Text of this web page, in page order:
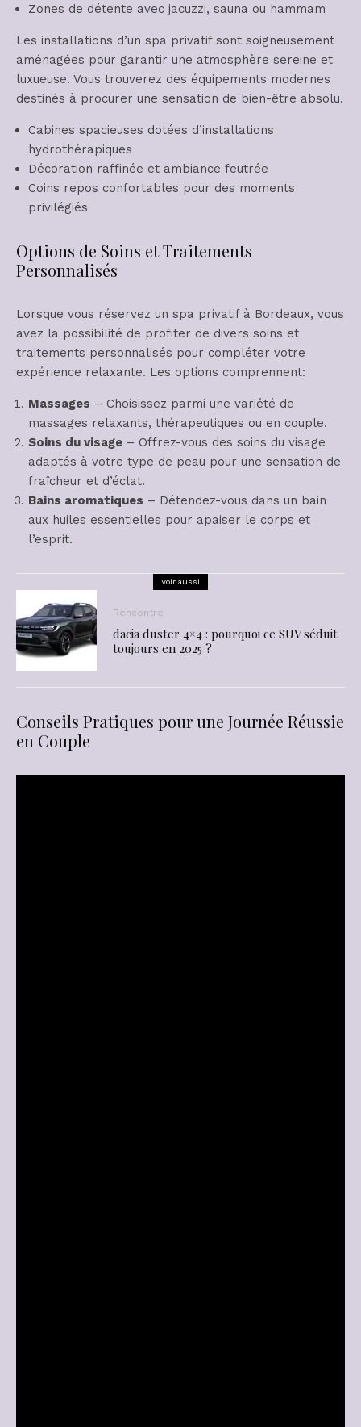
Zones de détente avec jacuzzi, sauna ou hammam
Les installations d’un spa privatif sont soigneusement
aménagées pour garantir une atmosphère sereine et
luxueuse. Vous trouverez des équipements modernes
destinés à procurer une sensation de bien-être absolu.
Cabines spacieuses dotées d’installations
hydrothérapiques
Décoration raffinée et ambiance feutrée
Coins repos confortables pour des moments
privilégiés
Options de Soins et Traitements
Personnalisés
Lorsque vous réservez un spa privatif à Bordeaux, vous
avez la possibilité de profiter de divers soins et
traitements personnalisés pour compléter votre
expérience relaxante. Les options comprennent:
Massages – Choisissez parmi une variété de
massages relaxants, thérapeutiques ou en couple.
Soins du visage – Offrez-vous des soins du visage
adaptés à votre type de peau pour une sensation de
fraîcheur et d’éclat.
Bains aromatiques – Détendez-vous dans un bain
aux huiles essentielles pour apaiser le corps et
l’esprit.
Voir aussi
Rencontre
dacia duster 4×4 : pourquoi ce SUV séduit
toujours en 2025 ?
Conseils Pratiques pour une Journée Réussie
en Couple